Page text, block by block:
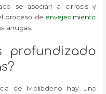
se asocian a cirrosis y
proceso de envejecimiento
arrugas.
profundizado
de Molibdeno hay una